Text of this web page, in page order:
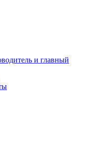
и главный